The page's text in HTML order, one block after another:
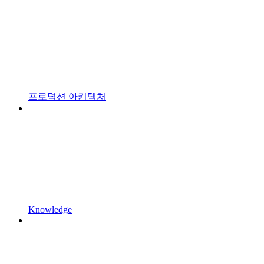
프로덕션 아키텍처
Knowledge